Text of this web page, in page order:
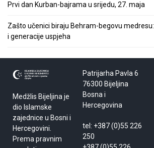
Prvi dan Kurban-bajrama u srijedu, 27. maja
Zašto učenici biraju Behram-begovu
i generacije uspjeha
Medžlis Bijeljina je
dio Islamske
zajednice u Bosni i
Hercegovini.
Prema pravnim
Patrijarha Pavla 6
76300 Bijeljina
Bosna i
Hercegovina
tel: +387 (0)55 226
250